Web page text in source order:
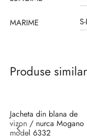
MARIME
Produse
Jacheta din blana de
vizon / nurca Mogano
model 6332